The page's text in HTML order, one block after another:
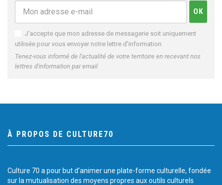
J'accepte que mon adresse de messagerie soit uniquement
utilisée pour vous envoyer notre lettre d'information
Tenez-vous informé de l'actualité de votre territoire en recevant nos
lettres d'information par email
À PROPOS DE CULTURE70
Culture 70 a pour but d’animer une plate-forme culturelle, fondée
sur la mutualisation des moyens propres aux outils culturels